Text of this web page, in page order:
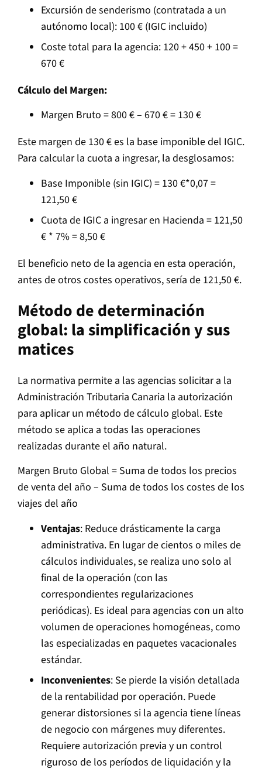
Excursión de senderismo (contratada a un
autónomo local): 100 € (IGIC incluido)
Coste total para la agencia: 120 + 450 + 100 =
670 €
Cálculo del Margen:
Margen Bruto = 800 € – 670 € = 130 €
Este margen de 130 € es la base imponible del IGIC.
Para calcular la cuota a ingresar, la desglosamos:
Base Imponible (sin IGIC) = 130 €*0,07 =
121,50 €
Cuota de IGIC a ingresar en Hacienda = 121,50
€ * 7% = 8,50 €
El beneficio neto de la agencia en esta operación,
antes de otros costes operativos, sería de 121,50 €.
Método de determinación
global: la simplificación y sus
matices
La normativa permite a las agencias solicitar a la
Administración Tributaria Canaria la autorización
para aplicar un método de cálculo global. Este
método se aplica a todas las operaciones
realizadas durante el año natural.
Margen Bruto Global = Suma de todos los precios
de venta del año – Suma de todos los costes de los
viajes del año
Ventajas: Reduce drásticamente la carga
administrativa. En lugar de cientos o miles de
cálculos individuales, se realiza uno solo al
final de la operación (con las
correspondientes regularizaciones
periódicas). Es ideal para agencias con un alto
volumen de operaciones homogéneas, como
las especializadas en paquetes vacacionales
estándar.
Inconvenientes: Se pierde la visión detallada
de la rentabilidad por operación. Puede
generar distorsiones si la agencia tiene líneas
de negocio con márgenes muy diferentes.
Requiere autorización previa y un control
riguroso de los períodos de liquidación y la